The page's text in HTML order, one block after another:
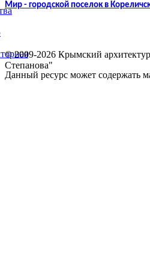
Мир - городской поселок в
© 2009-2026 Крымский
Степанова"
Данный ресурс может содержать